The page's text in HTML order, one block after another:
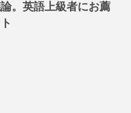
。英語上級者にお薦